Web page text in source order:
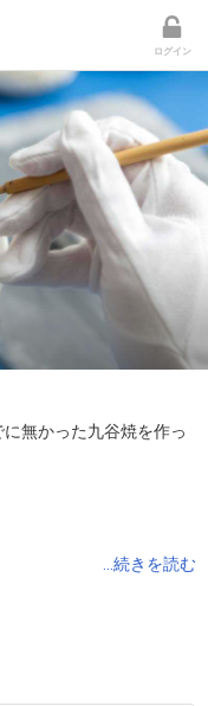
ログイン
無かった九谷焼を作っ
...続きを読む